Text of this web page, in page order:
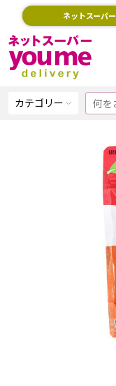
ネットスーパー
カテゴリー